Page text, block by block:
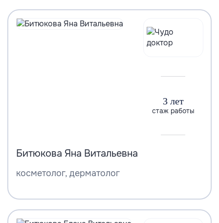
3 лет
стаж работы
Битюкова Яна Витальевна
косметолог, дерматолог